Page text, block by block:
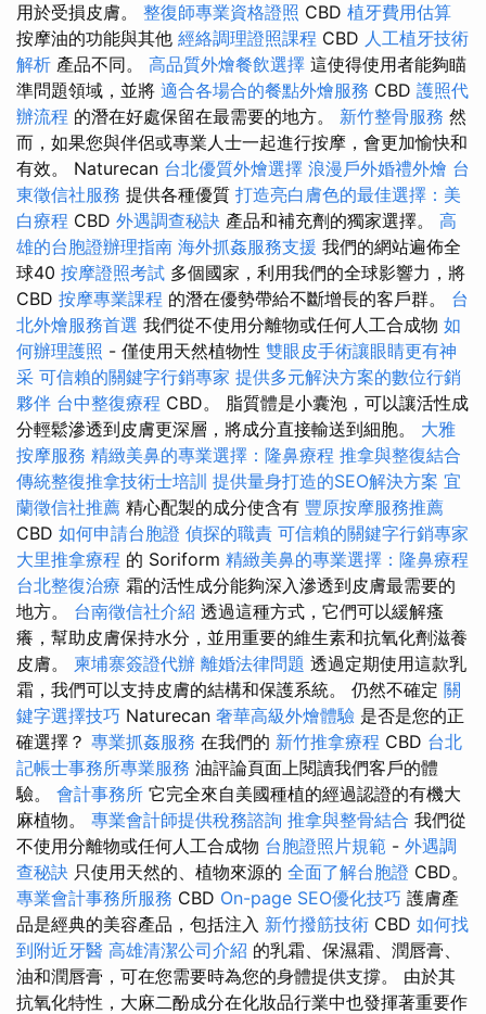
用於受損皮膚。 整復師專業資格證照 CBD 植牙費用估算
按摩油的功能與其他 經絡調理證照課程 CBD 人工植牙技術
解析 產品不同。 高品質外燴餐飲選擇 這使得使用者能夠瞄
準問題領域，並將 適合各場合的餐點外燴服務 CBD 護照代
辦流程 的潛在好處保留在最需要的地方。 新竹整骨服務 然
而，如果您與伴侶或專業人士一起進行按摩，會更加愉快和
有效。 Naturecan 台北優質外燴選擇 浪漫戶外婚禮外燴 台
東徵信社服務 提供各種優質 打造亮白膚色的最佳選擇：美
白療程 CBD 外遇調查秘訣 產品和補充劑的獨家選擇。 高
雄的台胞證辦理指南 海外抓姦服務支援 我們的網站遍佈全
球40 按摩證照考試 多個國家，利用我們的全球影響力，將
CBD 按摩專業課程 的潛在優勢帶給不斷增長的客戶群。 台
北外燴服務首選 我們從不使用分離物或任何人工合成物 如
何辦理護照 - 僅使用天然植物性 雙眼皮手術讓眼睛更有神
采 可信賴的關鍵字行銷專家 提供多元解決方案的數位行銷
夥伴 台中整復療程 CBD。 脂質體是小囊泡，可以讓活性成
分輕鬆滲透到皮膚更深層，將成分直接輸送到細胞。 大雅
按摩服務 精緻美鼻的專業選擇：隆鼻療程 推拿與整復結合
傳統整復推拿技術士培訓 提供量身打造的SEO解決方案 宜
蘭徵信社推薦 精心配製的成分使含有 豐原按摩服務推薦
CBD 如何申請台胞證 偵探的職責 可信賴的關鍵字行銷專家
大里推拿療程 的 Soriform 精緻美鼻的專業選擇：隆鼻療程
台北整復治療 霜的活性成分能夠深入滲透到皮膚最需要的
地方。 台南徵信社介紹 透過這種方式，它們可以緩解瘙
癢，幫助皮膚保持水分，並用重要的維生素和抗氧化劑滋養
皮膚。 柬埔寨簽證代辦 離婚法律問題 透過定期使用這款乳
霜，我們可以支持皮膚的結構和保護系統。 仍然不確定 關
鍵字選擇技巧 Naturecan 奢華高級外燴體驗 是否是您的正
確選擇？ 專業抓姦服務 在我們的 新竹推拿療程 CBD 台北
記帳士事務所專業服務 油評論頁面上閱讀我們客戶的體
驗。 會計事務所 它完全來自美國種植的經過認證的有機大
麻植物。 專業會計師提供稅務諮詢 推拿與整骨結合 我們從
不使用分離物或任何人工合成物 台胞證照片規範 - 外遇調
查秘訣 只使用天然的、植物來源的 全面了解台胞證 CBD。
專業會計事務所服務 CBD On-page SEO優化技巧 護膚產
品是經典的美容產品，包括注入 新竹撥筋技術 CBD 如何找
到附近牙醫 高雄清潔公司介紹 的乳霜、保濕霜、潤唇膏、
油和潤唇膏，可在您需要時為您的身體提供支撐。 由於其
抗氧化特性，大麻二酚成分在化妝品行業中也發揮著重要作